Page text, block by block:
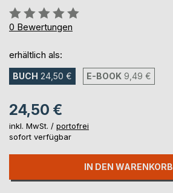
Bewertung::
0%
0 Bewertungen
erhältlich als:
BUCH 24,50 € E-BOOK 9,49 €
24,50 €
inkl. MwSt. / portofrei
sofort verfügbar
IN DEN WARENKORB